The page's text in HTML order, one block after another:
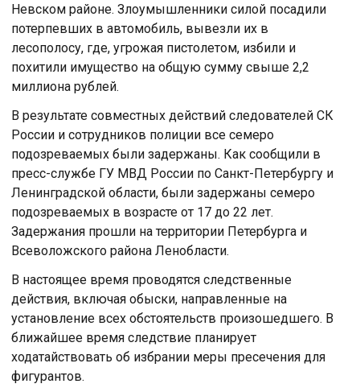
Невском районе. Злоумышленники силой посадили
потерпевших в автомобиль, вывезли их в
лесополосу, где, угрожая пистолетом, избили и
похитили имущество на общую сумму свыше 2,2
миллиона рублей.
В результате совместных действий следователей СК
России и сотрудников полиции все семеро
подозреваемых были задержаны. Как сообщили в
пресс-службе ГУ МВД России по Санкт-Петербургу и
Ленинградской области, были задержаны семеро
подозреваемых в возрасте от 17 до 22 лет.
Задержания прошли на территории Петербурга и
Всеволожского района Ленобласти.
В настоящее время проводятся следственные
действия, включая обыски, направленные на
установление всех обстоятельств произошедшего. В
ближайшее время следствие планирует
ходатайствовать об избрании меры пресечения для
фигурантов.